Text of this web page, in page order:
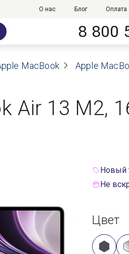
О нас Блог Оплата
8 800
MacBook Apple
Air 13 M2,
Новый
Не
Цвет